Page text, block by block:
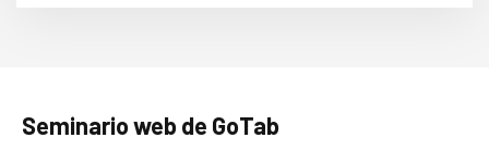
Seminario web de GoTab